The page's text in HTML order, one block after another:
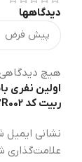
دیدگاهها
هیچ
اولین نفری
ربیت کد R002”
نشانی ایمیل
علامت‌گذاری